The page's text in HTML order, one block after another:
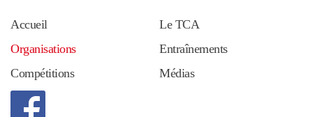
Accueil
Le TCA
Organisations
Entraînements
Compétitions
Médias